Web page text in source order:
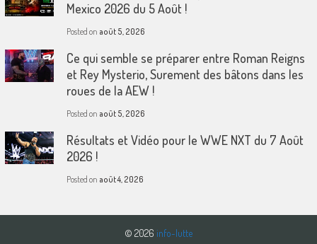
Mexico 2026 du 5 Août !
Posted on août 5, 2026
Ce qui semble se préparer entre Roman Reigns
et Rey Mysterio, Surement des bâtons dans les
roues de la AEW !
Posted on août 5, 2026
Résultats et Vidéo pour le WWE NXT du 7 Août
2026 !
Posted on août 4, 2026
© 2026 info-lutte